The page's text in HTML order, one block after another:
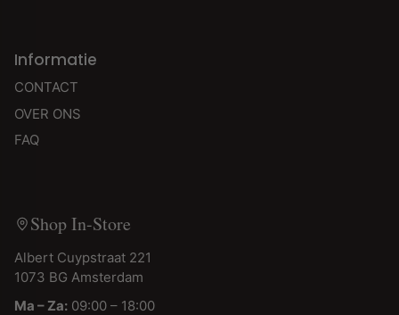
Informatie
CONTACT
OVER ONS
FAQ
Shop In-Store
Albert Cuypstraat 221
1073 BG Amsterdam
Ma – Za: 09:00 – 18:00